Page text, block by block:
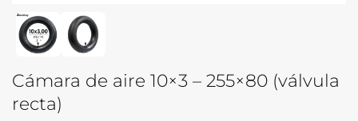
Cámara de aire 10×3 – 255×80 (válvula
recta)